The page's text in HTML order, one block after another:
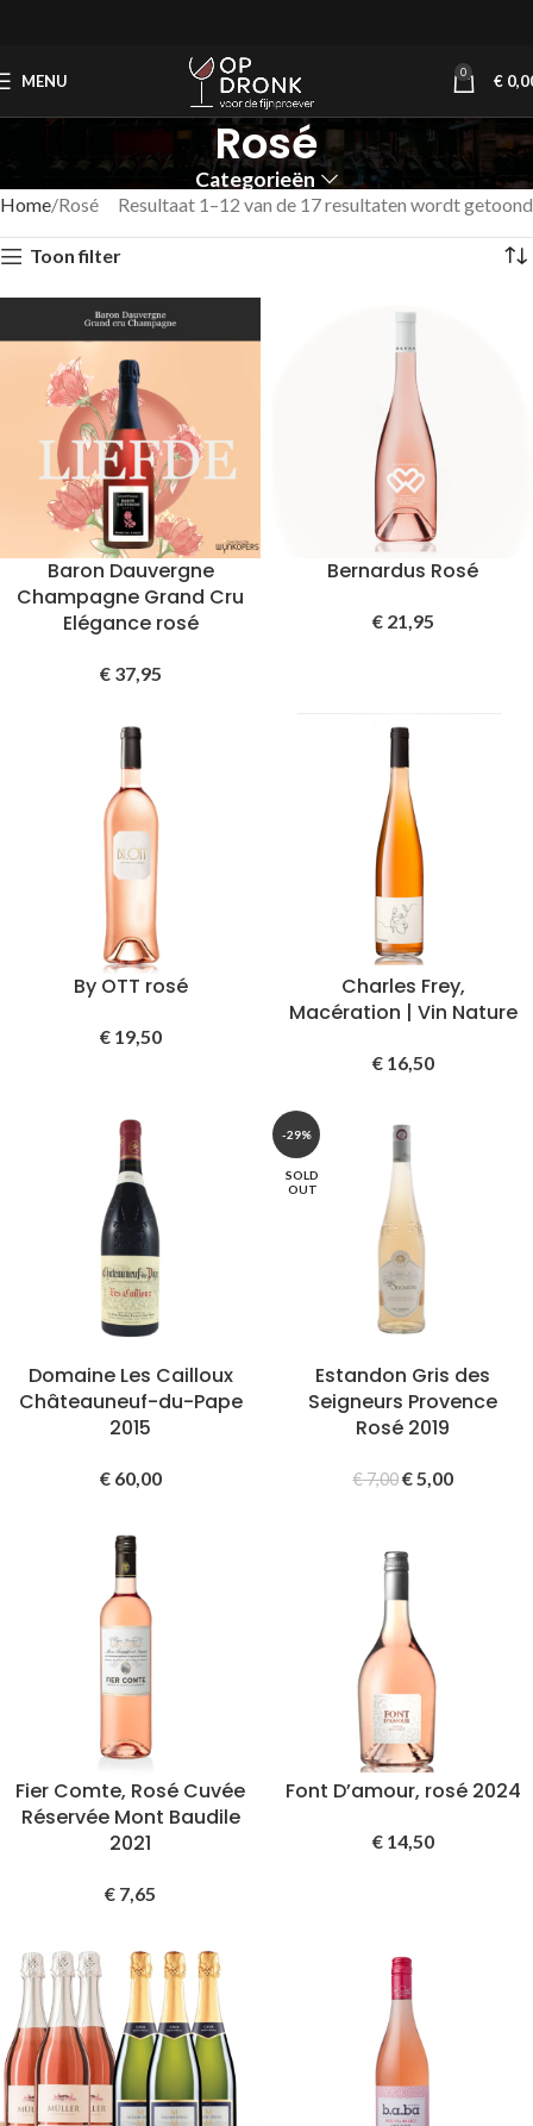
MENU 0 €
Rosé
Categorieën
Home Rosé Resultaat 1–12 van de 17 resultaten wordt getoond
Toon filter
Baron Dauvergne
Champagne Grand Cru
Elégance rosé
€37,95
Bernardus Rosé
€21,95
By OTT rosé
€19,50
Charles Frey,
Macération | Vin Nature
€16,50
Domaine Les Cailloux
Châteauneuf-du-Pape
2015
€60,00
-29%
SOLD
OUT
Estandon Gris des
Seigneurs Provence
Rosé 2019
€7,00 €5,00
Fier Comte, Rosé Cuvée
Réservée Mont Baudile
2021
€ 7,65
Font D’amour, rosé 2024
€14,50